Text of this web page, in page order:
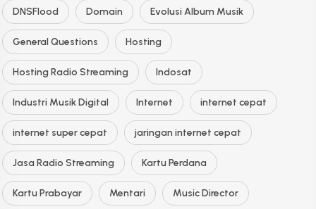
DNSFlood Domain Evolusi Album Musik
General Questions Hosting
Hosting Radio Streaming Indosat
Industri Musik Digital Internet internet cepat
internet super cepat jaringan internet cepat
Jasa Radio Streaming Kartu Perdana
Kartu Prabayar Mentari Music Director